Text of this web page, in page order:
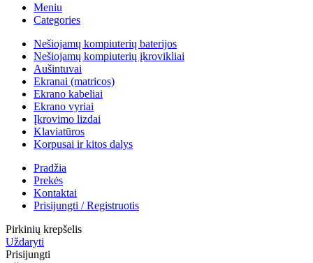
Meniu
Categories
Nešiojamų kompiuterių baterijos
Nešiojamų kompiuterių įkrovikliai
Aušintuvai
Ekranai (matricos)
Ekrano kabeliai
Ekrano vyriai
Įkrovimo lizdai
Klaviatūros
Korpusai ir kitos dalys
Pradžia
Prekės
Kontaktai
Prisijungti / Registruotis
Pirkinių krepšelis
Uždaryti
Prisijungti